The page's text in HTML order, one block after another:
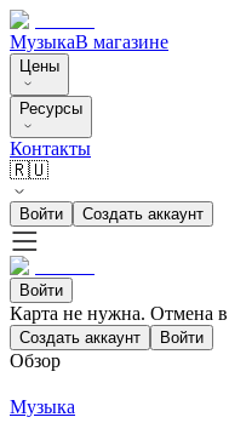
МузыкаВ магазине
Цены
Ресурсы
Контакты
🇷🇺
Войти Создать аккаунт
Войти
Карта не нужна. Отмена
Создать аккаунт Войти
Обзор
Музыка